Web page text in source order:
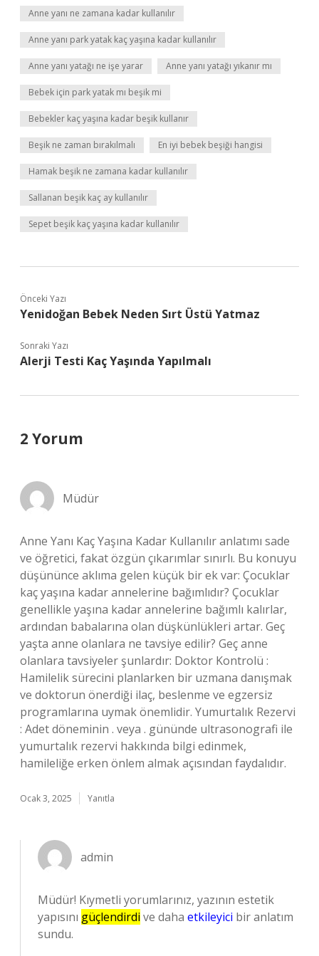
Anne yanı ne zamana kadar kullanılır
Anne yanı park yatak kaç yaşına kadar kullanılır
Anne yanı yatağı ne işe yarar Anne yanı yatağı yıkanır mı
Bebek için park yatak mı beşik mi
Bebekler kaç yaşına kadar beşik kullanır
Beşik ne zaman bırakılmalı En iyi bebek beşiği hangisi
Hamak beşik ne zamana kadar kullanılır
Sallanan beşik kaç ay kullanılır
Sepet beşik kaç yaşına kadar kullanılır
Önceki Yazı
Yenidoğan Bebek Neden Sırt Üstü Yatmaz
Sonraki Yazı
Alerji Testi Kaç Yaşında Yapılmalı
2 Yorum
Müdür
Anne Yanı Kaç Yaşına Kadar Kullanılır anlatımı sade
ve öğretici, fakat özgün çıkarımlar sınırlı. Bu konuyu
düşününce aklıma gelen küçük bir ek var: Çocuklar
kaç yaşına kadar annelerine bağımlıdır? Çocuklar
genellikle yaşına kadar annelerine bağımlı kalırlar,
ardından babalarına olan düşkünlükleri artar. Geç
yaşta anne olanlara ne tavsiye edilir? Geç anne
olanlara tavsiyeler şunlardır: Doktor Kontrolü :
Hamilelik sürecini planlarken bir uzmana danışmak
ve doktorun önerdiği ilaç, beslenme ve egzersiz
programlarına uymak önemlidir. Yumurtalık Rezervi
: Adet döneminin . veya . gününde ultrasonografi ile
yumurtalık rezervi hakkında bilgi edinmek,
hamileliğe erken önlem almak açısından faydalıdır.
Ocak 3, 2025 Yanıtla
admin
Müdür! Kıymetli yorumlarınız, yazının estetik
yapısını güçlendirdi ve daha etkileyici bir anlatım
sundu.